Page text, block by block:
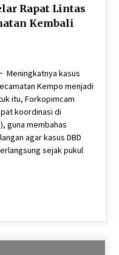
Rapat Lintas
Kembali
Meningkatnya kasus
Kempo menjadi
itu, Forkopimcam
koordinasi di
guna membahas
agar kasus DBD
sejak pukul